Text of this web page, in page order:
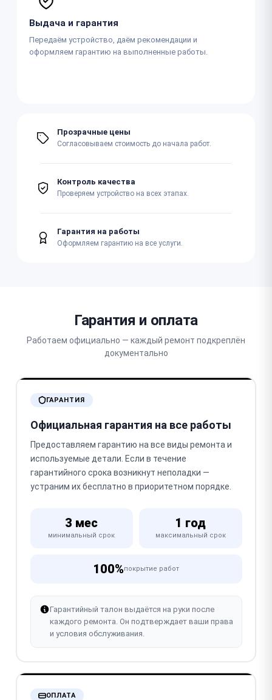
Выдача и гарантия
Передаём устройство, даём рекомендации и
оформляем гарантию на выполненные работы.
Прозрачные цены
Согласовываем стоимость до начала работ.
Контроль качества
Проверяем устройство на всех этапах.
Гарантия на работы
Оформляем гарантию на все услуги.
Гарантия и оплата
Работаем официально — каждый ремонт подкреплён
документально
ГАРАНТИЯ
Официальная гарантия на все работы
Предоставляем гарантию на все виды ремонта и
используемые детали. Если в течение
гарантийного срока возникнут неполадки —
устраним их бесплатно в приоритетном порядке.
3 мес
минимальный срок
1 год
максимальный срок
100%покрытие работ
Гарантийный талон выдаётся на руки после
каждого ремонта. Он подтверждает ваши права
и условия обслуживания.
ОПЛАТА